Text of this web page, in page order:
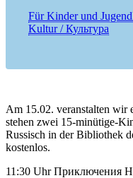
Für Kinder und
Kultur / Культура
Am 15.02. veranstalten wir
stehen zwei 15-minütige-
Russisch in der Bibliothek
kostenlos.
11:30 Uhr Приключения